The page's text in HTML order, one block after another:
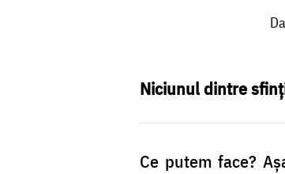
Niciunul dintre
Ce putem face?